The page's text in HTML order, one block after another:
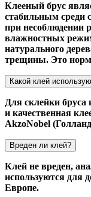
Клееный брус
стабильным среди
при несоблюдении
влажностных
натурального
трещины. Это
Какой клей
Для склейки бруса
и качественная
AkzoNobel
Вреден ли клей?
Клей не вреден,
используются для
Европе.